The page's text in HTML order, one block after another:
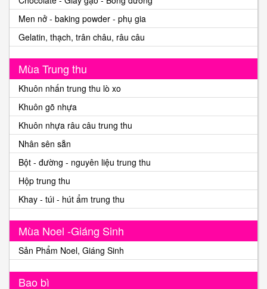
Men nở - baking powder - phụ gia
Gelatin, thạch, trân châu, râu câu
Mùa Trung thu
Khuôn nhấn trung thu lò xo
Khuôn gõ nhựa
Khuôn nhựa râu câu trung thu
Nhân sên sẵn
Bột - đường - nguyên liệu trung thu
Hộp trung thu
Khay - túi - hút ẩm trung thu
Mùa Noel -Giáng Sinh
Sản Phẩm Noel, Giáng Sinh
Bao bì